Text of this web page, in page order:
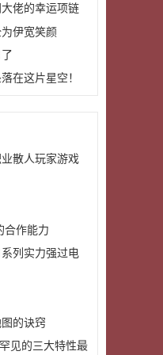
佬的幸运项链
伊宽笑颜
在这片星空！
散人玩家游戏
合作能力
列实力强过电
的诀窍
见的三大特性最